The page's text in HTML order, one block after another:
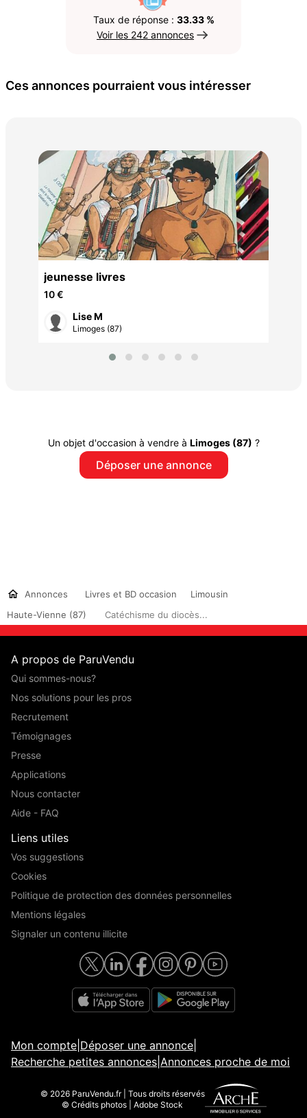
Taux de réponse : 33.33 %
Voir les 242 annonces
Ces annonces pourraient vous intéresser
jeunesse livres
10 €
Lise M
Limoges (87)
Un objet d'occasion à vendre à Limoges (87) ?
Déposer une annonce
Annonces Livres et BD occasion
Limousin
Haute-Vienne (87)
Catéchisme du diocès...
A propos de ParuVendu
Qui sommes-nous?
Nos solutions pour les pros
Recrutement
Témoignages
Presse
Applications
Nous contacter
Aide - FAQ
Liens utiles
Vos suggestions
Cookies
Politique de protection des données personnelles
Mentions légales
Signaler un contenu illicite
Mon compte Déposer une annonce
Recherche petites annonces Annonces proche de moi
© 2026 ParuVendu.fr | Tous droits réservés
© Crédits photos | Adobe Stock